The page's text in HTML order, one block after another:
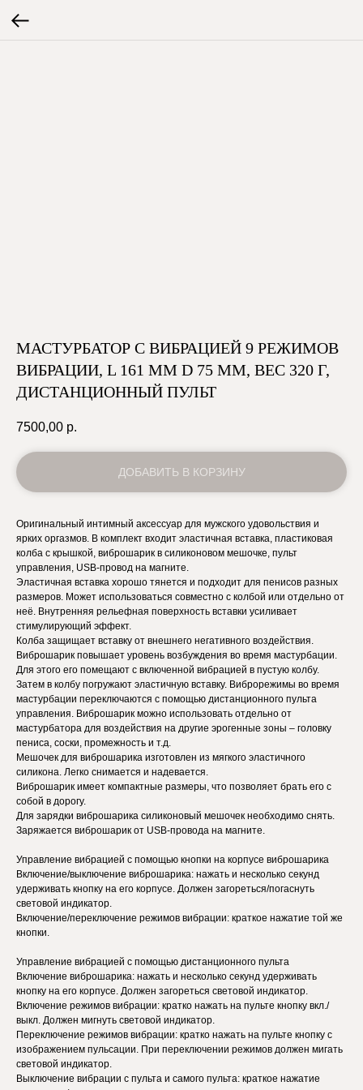
МАСТУРБАТОР С ВИБРАЦИЕЙ 9 РЕЖИМОВ
ВИБРАЦИИ, L 161 ММ D 75 ММ, ВЕС 320 Г,
ДИСТАНЦИОННЫЙ ПУЛЬТ
7500,00 р.
ДОБАВИТЬ В КОРЗИНУ
Оригинальный интимный аксессуар для мужского удовольствия и
ярких оргазмов. В комплект входит эластичная вставка, пластиковая
колба с крышкой, виброшарик в силиконовом мешочке, пульт
управления, USB-провод на магните.
Эластичная вставка хорошо тянется и подходит для пенисов разных
размеров. Может использоваться совместно с колбой или отдельно от
неё. Внутренняя рельефная поверхность вставки усиливает
стимулирующий эффект.
Колба защищает вставку от внешнего негативного воздействия.
Виброшарик повышает уровень возбуждения во время мастурбации.
Для этого его помещают с включенной вибрацией в пустую колбу.
Затем в колбу погружают эластичную вставку. Виброрежимы во время
мастурбации переключаются с помощью дистанционного пульта
управления. Виброшарик можно использовать отдельно от
мастурбатора для воздействия на другие эрогенные зоны – головку
пениса, соски, промежность и т.д.
Мешочек для виброшарика изготовлен из мягкого эластичного
силикона. Легко снимается и надевается.
Виброшарик имеет компактные размеры, что позволяет брать его с
собой в дорогу.
Для зарядки виброшарика силиконовый мешочек необходимо снять.
Заряжается виброшарик от USB-провода на магните.
Управление вибрацией с помощью кнопки на корпусе виброшарика
Включение/выключение виброшарика: нажать и несколько секунд
удерживать кнопку на его корпусе. Должен загореться/погаснуть
световой индикатор.
Включение/переключение режимов вибрации: краткое нажатие той же
кнопки.
Управление вибрацией с помощью дистанционного пульта
Включение виброшарика: нажать и несколько секунд удерживать
кнопку на его корпусе. Должен загореться световой индикатор.
Включение режимов вибрации: кратко нажать на пульте кнопку вкл./
выкл. Должен мигнуть световой индикатор.
Переключение режимов вибрации: кратко нажать на пульте кнопку с
изображением пульсации. При переключении режимов должен мигать
световой индикатор.
Выключение вибрации с пульта и самого пульта: краткое нажатие